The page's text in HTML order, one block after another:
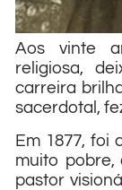
Aos vinte
religiosa,
carreira
sacerdotal,
Em 1877, foi
muito pobre,
pastor